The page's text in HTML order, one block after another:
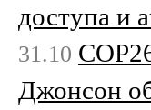
доступа и
31.10
Джонсон